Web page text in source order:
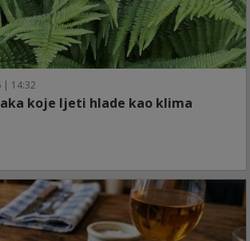
| 14:32
koje ljeti hlade kao klima